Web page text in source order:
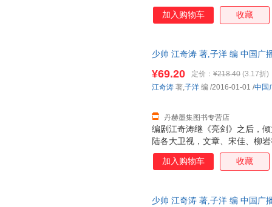
良辉煌而坎坷的一生。 随书赠
学良的书都不一样，作者既没
不是一味歌颂，而是完整地呈
加入购物车 收藏
少帅 江奇涛 著,子洋 编 中国广
编剧江奇涛继《亮剑》之后，
陆各大卫视，文章、宋佳、柳
良辉煌而坎坷的一生。 随书赠
学良的书都不一样，作者既没
不是一味歌颂，而是完整地呈
¥69.20 定价： ¥218.40 (3.17折)
丹赫墨集图书专营店
江奇涛 著,子洋 编 /2016-01-01 /中国
加入购物车 收藏
少帅 江奇涛 著,子洋 编 中国广